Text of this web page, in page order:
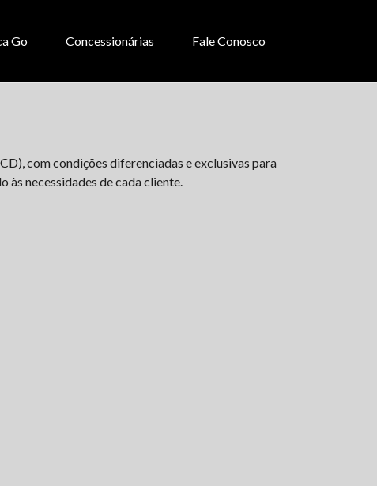
Go Concessionárias Fale Conosco
com condições diferenciadas e exclusivas para
às necessidades de cada cliente.